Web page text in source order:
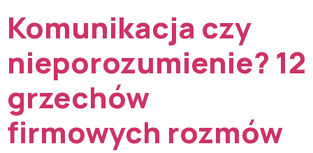
Komunikacja czy
nieporozumienie? 12
grzechów
firmowych rozmów